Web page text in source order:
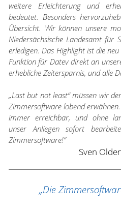
weitere Erleichterung und
bedeutet. Besonders
Übersicht. Wir können unsere
Niedersächsische Landesamt für
erledigen. Das Highlight ist die
Funktion für Datev direkt an
erhebliche Zeitersparnis, und alle
„Last but not least“ müssen wir
Zimmersoftware lobend
immer erreichbar, und ohne
unser Anliegen sofort
Zimmersoftware!“
Sven
„Die